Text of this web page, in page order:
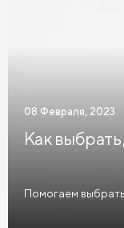
Матрасы из
Матрасы с
08 Февраля, 2023
Как
Помогаем